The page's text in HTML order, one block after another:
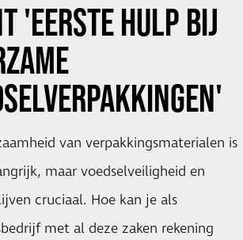
'EERSTE HULP BIJ
van verpakkingsmaterialen is
maar voedselveiligheid en
cruciaal. Hoe kan je als
met al deze zaken rekening